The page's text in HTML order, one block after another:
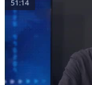
51:14